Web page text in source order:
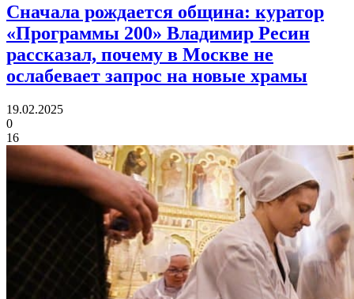
Сначала рождается община: куратор
«Программы 200» Владимир Ресин
рассказал, почему в Москве не
ослабевает запрос на новые храмы
19.02.2025
0
16